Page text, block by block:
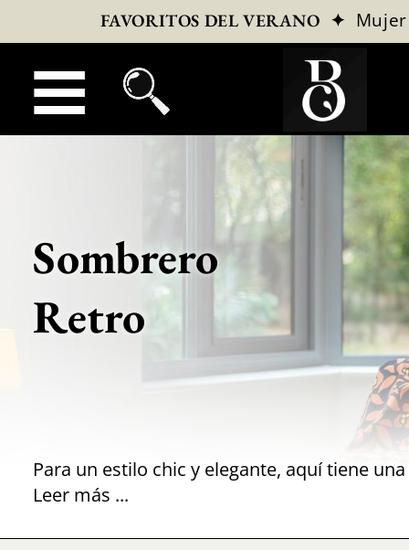
FAVORITOS DEL VERANO ✦ Mujer
Sombrero
Retro
Leer más ...